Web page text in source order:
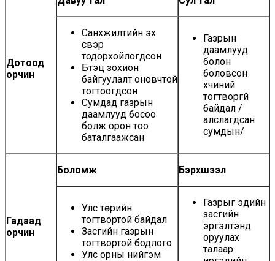
Дотоод
орчин
Санхүүжилтийн эх
үүсвэр
тодорхойлогдсон
Бүтэц зохион
байгуулалт оновчтой
тогтоогдсон
Сумдад газрын
даамлууд босоо
болж орон тоо
баталгаажсан
Газрын
даамлууд
болон
боловсон
хүчиний
тогтворгүй
байдал /
алслагдсан
сумдын/
Гадаад
орчин
Боломж Бэрхшээл
Улс төрийн
тогтвортой байдал
Засгийн газрын
тогтвортой бодлого
Улс орны нийгэм
Газрыг эдийн
засгийн
эргэлтэнд
оруулах
талаар